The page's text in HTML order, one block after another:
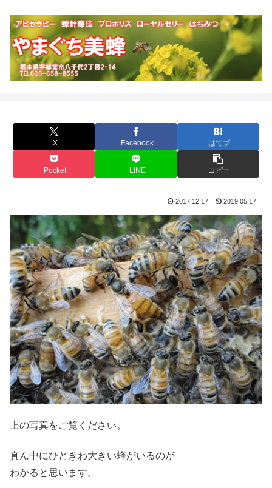
X Facebook はてブ
Pocket LINE コピー
2017.12.17 2019.05.17
上の写真をご覧ください。
真ん中にひときわ大きい蜂がいるのが
わかると思います。